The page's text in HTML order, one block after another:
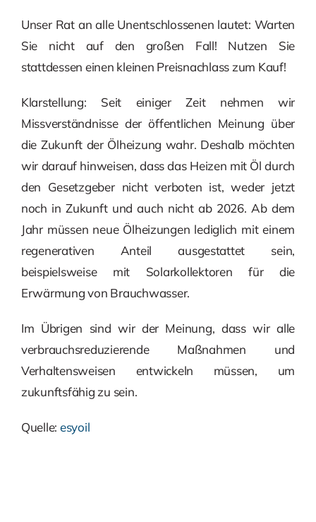
Unser Rat an alle Unentschlossenen lautet: Warten
Sie nicht auf den großen Fall! Nutzen Sie
stattdessen einen kleinen Preisnachlass zum Kauf!
Klarstellung: Seit einiger Zeit nehmen wir
Missverständnisse der öffentlichen Meinung über
die Zukunft der Ölheizung wahr. Deshalb möchten
wir darauf hinweisen, dass das Heizen mit Öl durch
den Gesetzgeber nicht verboten ist, weder jetzt
noch in Zukunft und auch nicht ab 2026. Ab dem
Jahr müssen neue Ölheizungen lediglich mit einem
regenerativen Anteil ausgestattet sein,
beispielsweise mit Solarkollektoren für die
Erwärmung von Brauchwasser.
Im Übrigen sind wir der Meinung, dass wir alle
verbrauchsreduzierende Maßnahmen und
Verhaltensweisen entwickeln müssen, um
zukunftsfähig zu sein.
Quelle: esyoil